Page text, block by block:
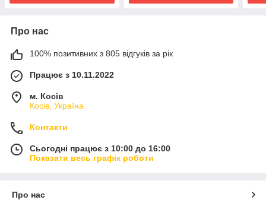
Про нас
100% позитивних з 805 відгуків за рік
Працює з 10.11.2022
м. Косів
Косів, Україна
Контакти
Сьогодні працює з 10:00 до 16:00
Показати весь графік роботи
Про нас